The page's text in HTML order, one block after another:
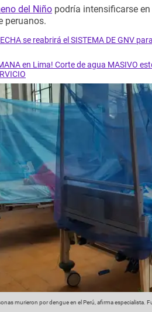
del Niño podría intensificarse
peruanos.
se reabrirá el SISTEMA DE GNV
en Lima! Corte de agua MASIVO
murieron por dengue en el Perú, afirma especialista.